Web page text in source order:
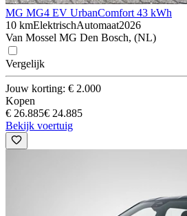
MG MG4 EV UrbanComfort 43 kWh
10 kmElektrischAutomaat2026
Van Mossel MG Den Bosch, (NL)
Vergelijk
Jouw korting: € 2.000
Kopen
€ 26.885€ 24.885
Bekijk voertuig